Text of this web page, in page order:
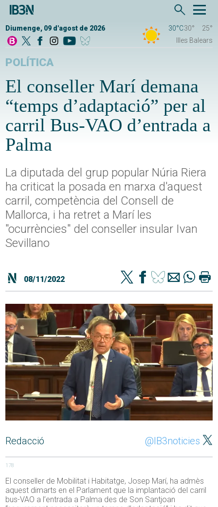
Diumenge, 09 d'agost de 2026 30°C30°
25°
Illes Balears
POLÍTICA
El conseller Marí demana
“temps d’adaptació” per al
carril Bus-VAO d’entrada a
Palma
La diputada del grup popular Núria Riera
ha criticat la posada en marxa d'aquest
carril, competència del Consell de
Mallorca, i ha retret a Marí les
"ocurrències" del conseller insular Ivan
Sevillano
08/11/2022
Redacció @IB3noticies
178
El conseller de Mobilitat i Habitatge, Josep Marí, ha admès
aquest dimarts en el Parlament que la implantació del carril
bus-VAO a l’entrada a Palma des de Son Santjoan